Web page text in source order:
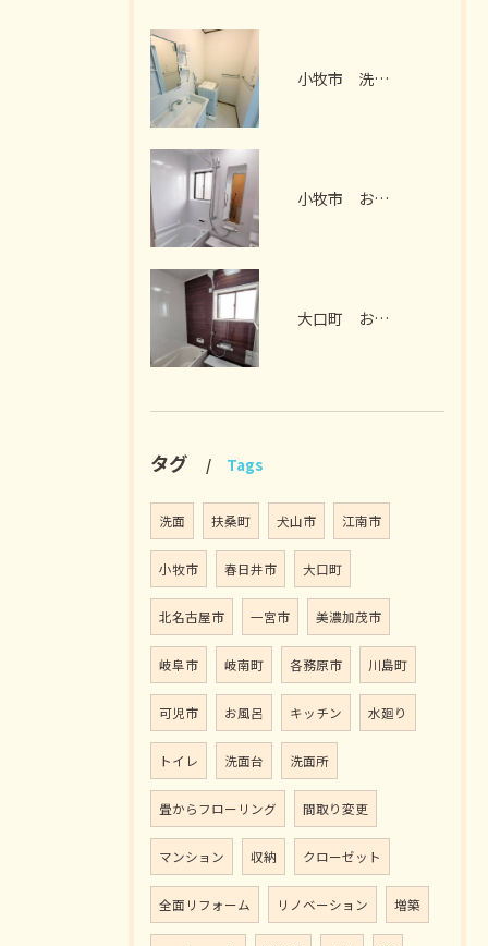
小牧市 洗面脱衣室リフォーム I様邸 2026年7月
小牧市 お風呂リフォーム I様邸 2026年7月
大口町 お風呂リフォーム M様邸 2026年7月
タグ Tags
洗面 扶桑町 犬山市 江南市
小牧市 春日井市 大口町
北名古屋市 一宮市 美濃加茂市
岐阜市 岐南町 各務原市 川島町
可児市 お風呂 キッチン 水廻り
トイレ 洗面台 洗面所
畳からフローリング 間取り変更
マンション 収納 クローゼット
全面リフォーム リノベーション 増築